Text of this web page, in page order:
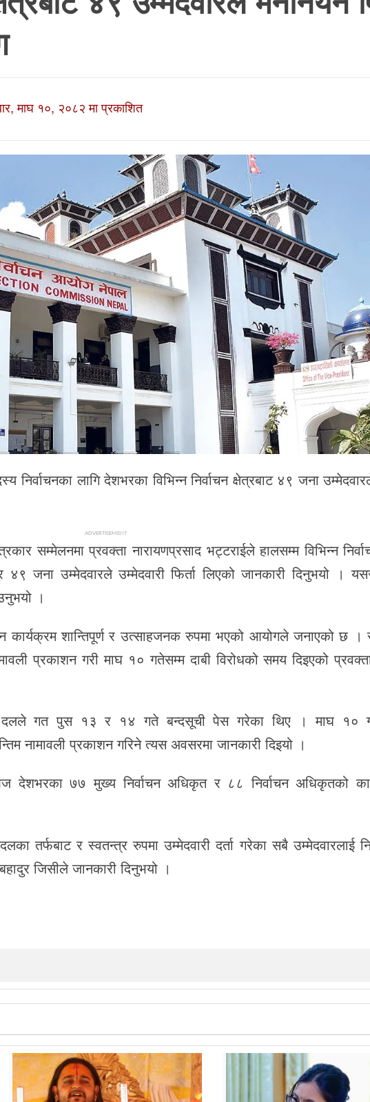
माघ १०, २०८२ मा प्रकाशित
लागि देशभरका विभिन्न निर्वाचन क्षेत्रबाट ४९ जना
ADVERTISEMENT
सम्मेलनमा प्रवक्ता नारायणप्रसाद भट्टराईले हालसम्म विभिन्न
४९ जना उम्मेदवारले उम्मेदवारी फिर्ता लिएको जानकारी दिनुभयो ।
।
कार्यक्रम शान्तिपूर्ण र उत्साहजनक रुपमा भएको आयोगले जनाएको छ ।
प्रकाशन गरी माघ १० गतेसम्म दाबी विरोधको समय दिइएको
दलले गत पुस १३ र १४ गते बन्दसूची पेस गरेका थिए । माघ १०
नामावली प्रकाशन गरिने त्यस अवसरमा जानकारी दिइयो ।
आज देशभरका ७७ मुख्य निर्वाचन अधिकृत र ८८ निर्वाचन अधिकृतको
तर्फबाट र स्वतन्त्र रुपमा उम्मेदवारी दर्ता गरेका सबै उम्मेदवारलाई
जिसीले जानकारी दिनुभयो ।